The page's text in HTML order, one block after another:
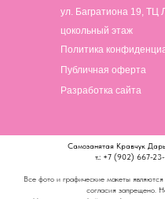
ул. Багратиона 19, ТЦ
цокольный этаж
Политика
Публичная оферта
Разработка сайта
Самозанятая Кравчук
т.: +7 (902) 667-23-
Все фото и графические макеты
согласия запрещено.